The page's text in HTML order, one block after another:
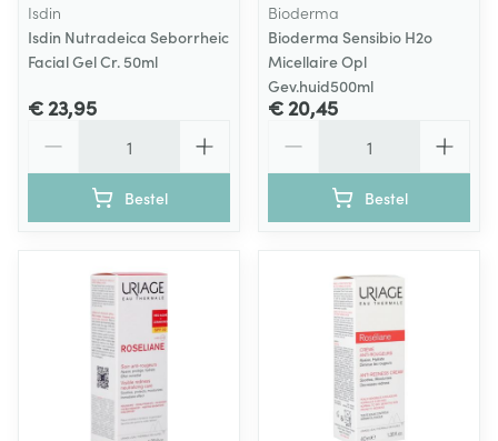
Isdin
Isdin Nutradeica Seborrheic
Facial Gel Cr. 50ml
€ 23,95
Bestel
Bioderma
Bioderma Sensibio H2o
Micellaire Opl
Gev.huid500ml
€ 20,45
Bestel